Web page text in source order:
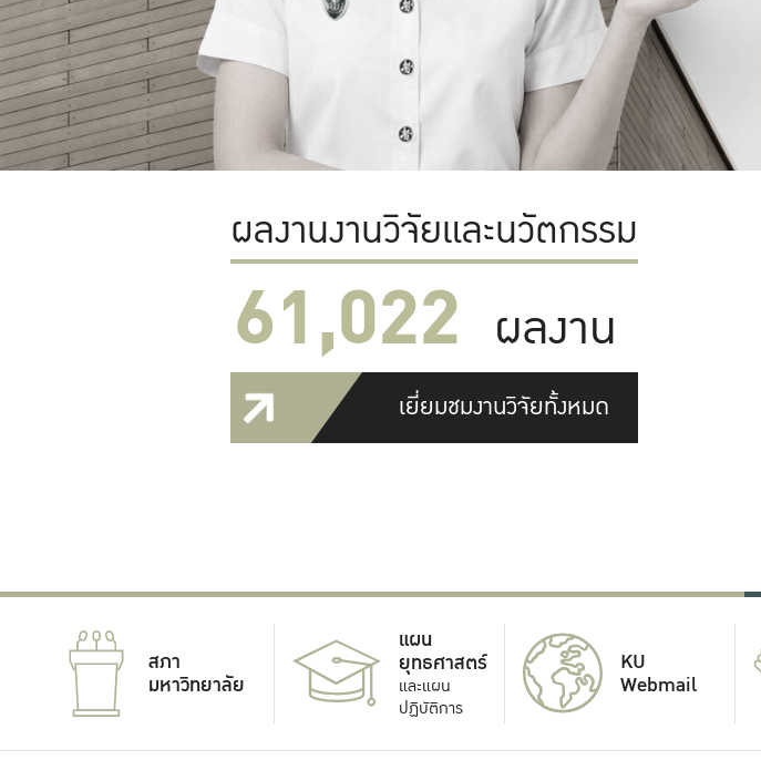
ผลงานงานวิจัยและนวัตกรรม
61,022 ผลงาน
เยี่ยมชมงานวิจัยทั้งหมด
สภา
มหาวิทยาลัย
แผน
ยุทธศาสตร์
และแผน
ปฏิบัติการ
KU
Webmail